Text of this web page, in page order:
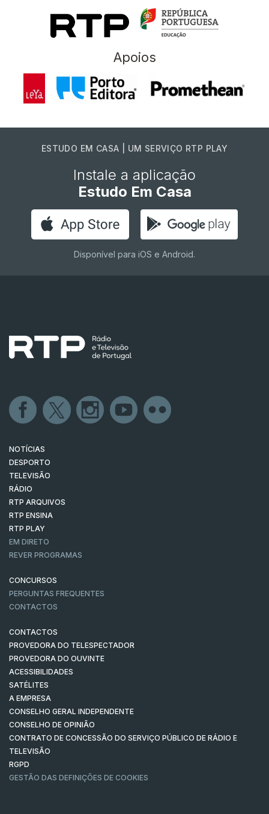
Apoios
ESTUDO EM CASA | UM SERVIÇO RTP PLAY
Instale a aplicação
Estudo Em Casa
Disponível para iOS e Android.
NOTÍCIAS
DESPORTO
TELEVISÃO
RÁDIO
RTP ARQUIVOS
RTP ENSINA
RTP PLAY
EM DIRETO
REVER PROGRAMAS
CONCURSOS
PERGUNTAS FREQUENTES
CONTACTOS
CONTACTOS
PROVEDORA DO TELESPECTADOR
PROVEDORA DO OUVINTE
ACESSIBILIDADES
SATÉLITES
A EMPRESA
CONSELHO GERAL INDEPENDENTE
CONSELHO DE OPINIÃO
CONTRATO DE CONCESSÃO DO SERVIÇO PÚBLICO DE RÁDIO E
TELEVISÃO
RGPD
GESTÃO DAS DEFINIÇÕES DE COOKIES